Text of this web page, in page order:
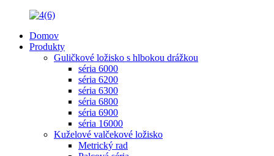
Domov
Produkty
Guličkové ložisko s hlbokou drážkou
séria 6000
séria 6200
séria 6300
séria 6800
séria 6900
séria 16000
Kuželové valčekové ložisko
Metrický rad